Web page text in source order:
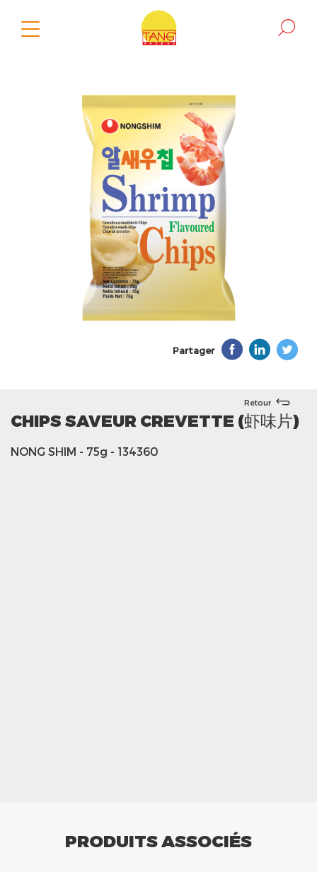
Partager
Retour
CHIPS SAVEUR CREVETTE (虾味片)
NONG SHIM - 75g - 134360
PRODUITS ASSOCIÉS